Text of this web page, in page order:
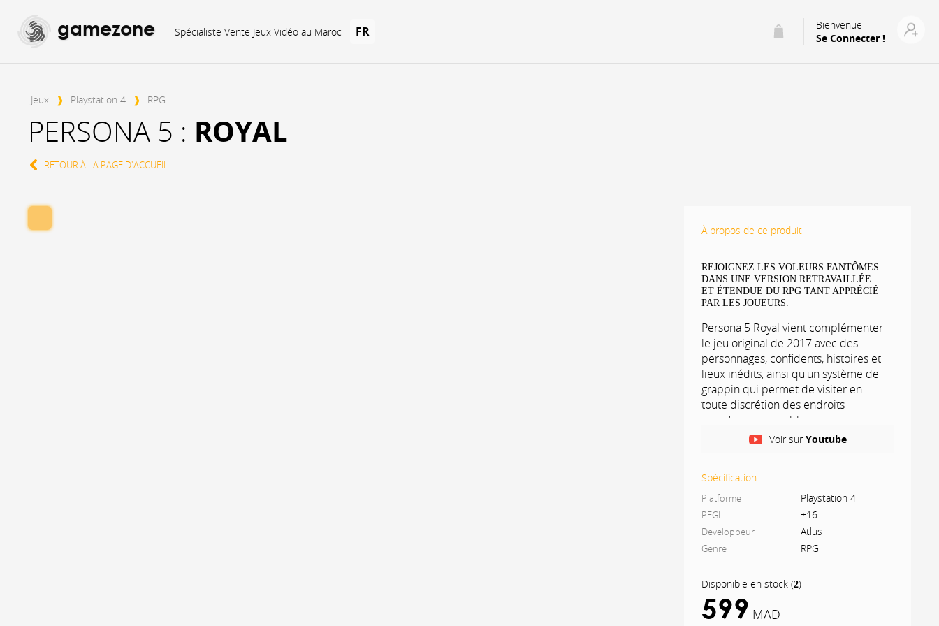
gamezone Spécialiste Vente Jeux Vidéo au Maroc FR Bienvenue
Se Connecter !
Jeux ❱ Playstation 4 ❱ RPG
PERSONA 5 : ROYAL
RETOUR À LA PAGE D'ACCUEIL
À propos de ce produit
REJOIGNEZ LES VOLEURS FANTÔMES
DANS UNE VERSION RETRAVAILLÉE
ET ÉTENDUE DU RPG TANT APPRÉCIÉ
PAR LES JOUEURS.
Persona 5 Royal vient complémenter
le jeu original de 2017 avec des
personnages, confidents, histoires et
lieux inédits, ainsi qu'un système de
grappin qui permet de visiter en
toute discrétion des endroits
jusqu'ici inaccessibles.
Explorez Tokyo, débloquez de
originaires de donjons oniriques qui
combattront pour vous),
personnalisez votre Repaire des
Voleurs, découvrez un tout nouveau
chapitre de l'histoire, des
cinématiques, des fins alternatives, et
Persona 5 Royal conserve son style
visuel, et le compositeur
Voir surYoutube
Spécification
Platforme Playstation 4
PEGI +16
Developpeur Atlus
Genre RPG
Disponible en stock (2)
599 MAD